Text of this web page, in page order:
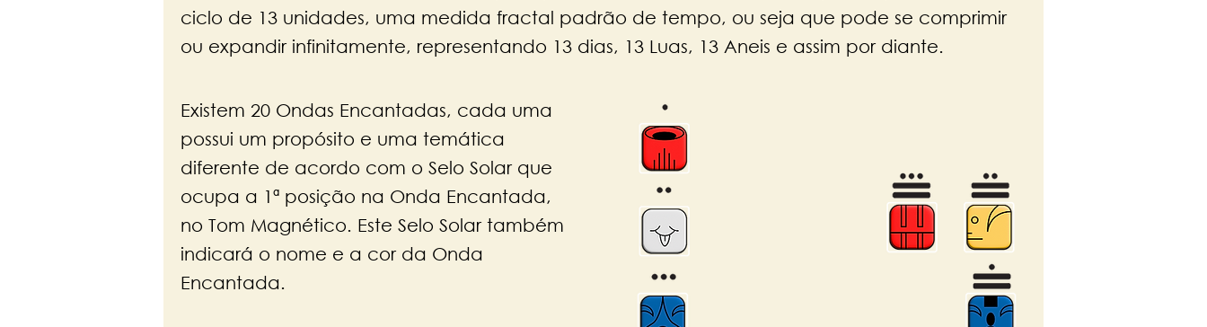
ciclo de 13 unidades, uma medida fractal padrão de tempo, ou seja que pode se comprimir
ou expandir infinitamente, representando 13 dias, 13 Luas, 13 Aneis e assim por diante.
Existem 20 Ondas Encantadas, cada uma
possui um propósito e uma temática
diferente de acordo com o Selo Solar que
ocupa a 1ª posição na Onda Encantada,
no Tom Magnético. Este Selo Solar também
indicará o nome e a cor da Onda
Encantada.